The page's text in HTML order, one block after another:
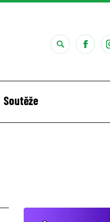
Soutěže